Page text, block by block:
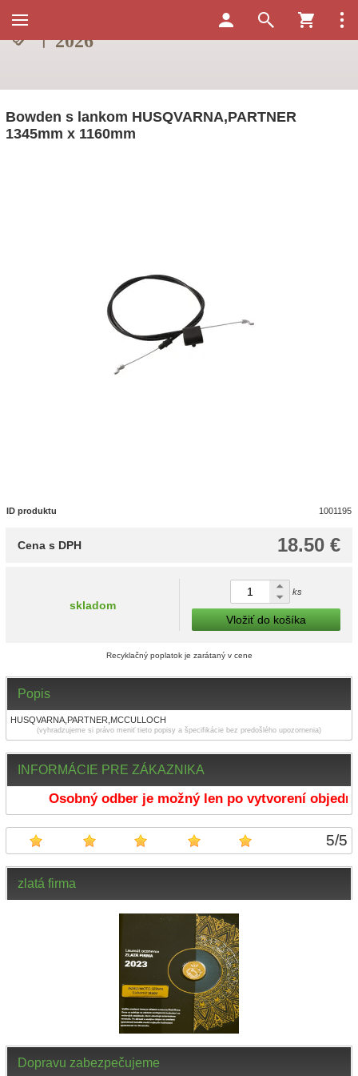
INFORMÁCIE PRE ZÁKAZNIKA
Osobný odber je možný len po vytvorení
5/5
zlatá firma
Dopravu zabezpečujeme
Bowden s lankom HUSQVARNA,PARTNER
1345mm x 1160mm
ID produktu 1001195
18.50 €
Cena s DPH
skladom
ks
Vložiť do košíka
Recyklačný poplatok je zarátaný v cene
Popis
HUSQVARNA,PARTNER,MCCULLOCH
(vyhradzujeme si právo meniť tieto popisy a špecifikácie bez predošlého upozornenia)